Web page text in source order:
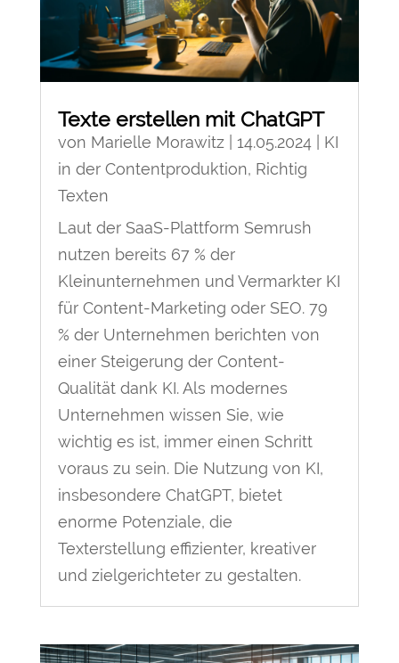
Texte erstellen mit ChatGPT
von Marielle Morawitz| 14.05.2024| KI
in der Contentproduktion, Richtig
Texten
Laut der SaaS-Plattform Semrush
nutzen bereits 67 % der
Kleinunternehmen und Vermarkter KI
für Content-Marketing oder SEO. 79
% der Unternehmen berichten von
einer Steigerung der Content-
Qualität dank KI. Als modernes
Unternehmen wissen Sie, wie
wichtig es ist, immer einen Schritt
voraus zu sein. Die Nutzung von KI,
insbesondere ChatGPT, bietet
enorme Potenziale, die
Texterstellung effizienter, kreativer
und zielgerichteter zu gestalten.